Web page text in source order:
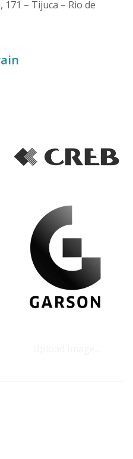
171 – Tijuca – Rio de